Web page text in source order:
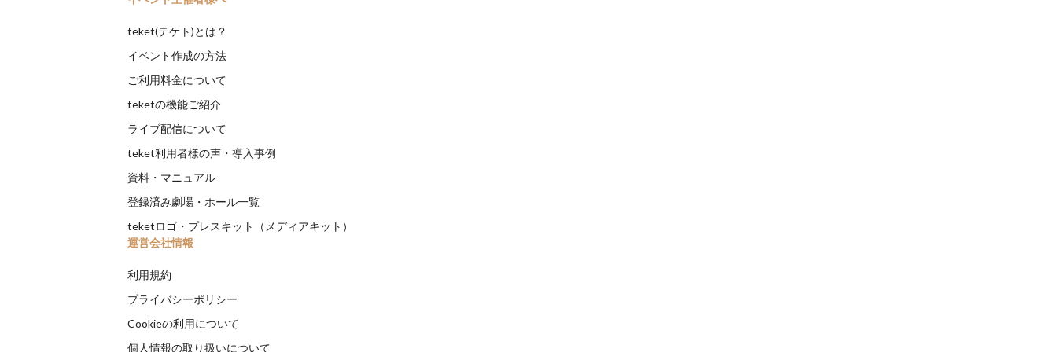
teket(テケト)とは？
イベント作成の方法
ご利用料金について
teketの機能ご紹介
ライブ配信について
teket利用者様の声・導入事例
資料・マニュアル
登録済み劇場・ホール一覧
teketロゴ・プレスキット（メディアキット）
運営会社情報
利用規約
プライバシーポリシー
Cookieの利用について
個人情報の取り扱いについて